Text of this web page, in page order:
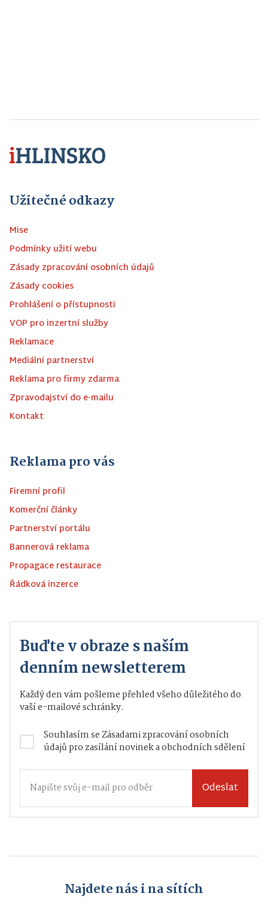
Užitečné odkazy
Mise
Podmínky užití webu
Zásady zpracování osobních údajů
Zásady cookies
Prohlášení o přístupnosti
VOP pro inzertní služby
Reklamace
Mediální partnerství
Reklama pro firmy zdarma
Zpravodajství do e-mailu
Kontakt
Reklama pro vás
Firemní profil
Komerční články
Partnerství portálu
Bannerová reklama
Propagace restaurace
Řádková inzerce
Buďte v obraze s naším
denním newsletterem
Každý den vám pošleme přehled všeho důležitého do
vaší e-mailové schránky.
Souhlasím seZásadami zpracování osobních
údajůpro zasílání novinek a obchodních sdělení
Odeslat
Najdete nás i na sítích